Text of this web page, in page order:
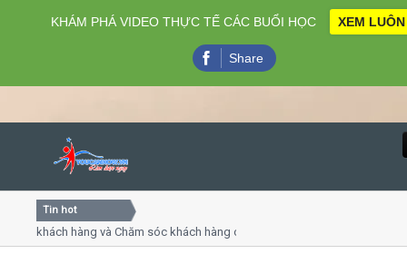
Close
Tin hot
hàng và Chăm sóc khách hàng chuyên nghiệp
KHÁM PHÁ VIDEO THỰC TẾ CÁC BUỔI HỌC XEM LUÔN
Share